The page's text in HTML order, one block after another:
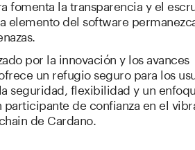
fomenta la transparencia y el
elemento del software
por la innovación y los avances
un refugio seguro para los
seguridad, flexibilidad y un
de confianza en el
de Cardano.